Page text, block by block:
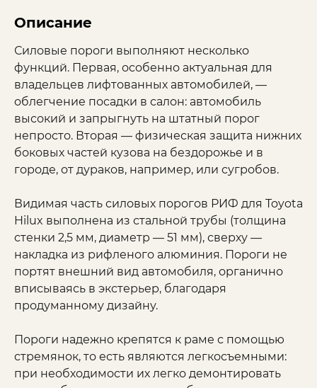
Описание
Силовые пороги выполняют несколько
функций. Первая, особенно актуальная для
владельцев лифтованных автомобилей, —
облегчение посадки в салон: автомобиль
высокий и запрыгнуть на штатный порог
непросто. Вторая — физическая защита нижних
боковых частей кузова на бездорожье и в
городе, от дураков, например, или сугробов.
Видимая часть силовых порогов РИФ для Toyota
Hilux выполнена из стальной трубы (толщина
стенки 2,5 мм, диаметр — 51 мм), сверху —
накладка из рифленого алюминия. Пороги не
портят внешний вид автомобиля, органично
вписываясь в экстерьер, благодаря
продуманному дизайну.
Пороги надежно крепятся к раме с помощью
стремянок, то есть являются легкосъемными:
при необходимости их легко демонтировать